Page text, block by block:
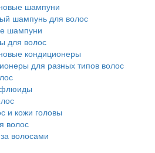
шампуни
шампунь для волос
шампуни
для волос
кондиционеры
для разных типов волос
и кожи головы
волос
волосами